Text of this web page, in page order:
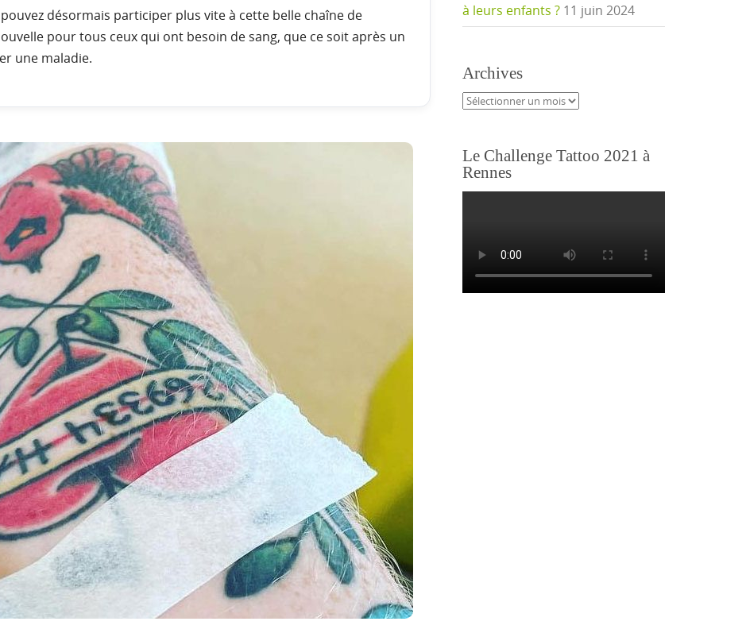
désormais participer plus vite à cette belle chaîne de
pour tous ceux qui ont besoin de sang, que ce soit après un
une maladie.
à leurs enfants ? 11 juin 2024
Archives
Archives
Le Challenge Tattoo 2021 à
Rennes